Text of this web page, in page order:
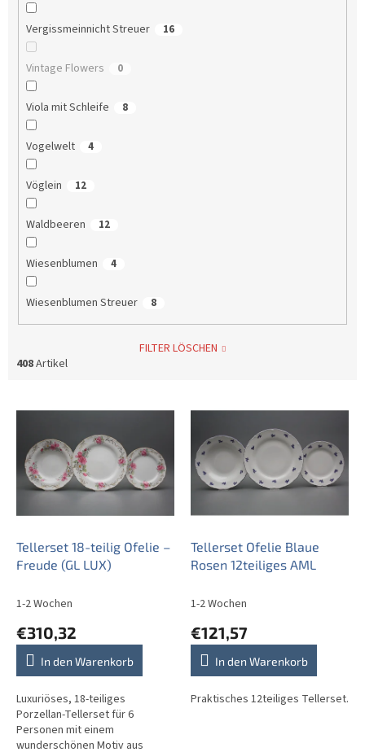
Vergissmeinnicht Streuer 16
Vintage Flowers 0
Viola mit Schleife 8
Vogelwelt 4
Vöglein 12
Waldbeeren 12
Wiesenblumen 4
Wiesenblumen Streuer 8
FILTER LÖSCHEN
408Artikel
PTellerset 18-teilig Ofelie –
Freude (GL LUX)
1-2 Wochen
€310,32
In den Warenkorb
Luxuriöses, 18-teiliges
Porzellan-Tellerset für 6
Personen mit einem
wunderschönen Motiv aus
Tellerset Ofelie Blaue
Rosen 12teiliges AML
1-2 Wochen
€121,57
In den Warenkorb
Praktisches 12teiliges Tellerset.